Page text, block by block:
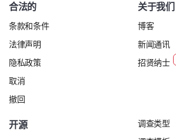
合法的
条款和条件
法律声明
隐私政策
取消
撤回
关于我们
博客
新闻通讯
招贤纳士
开源
调查类型